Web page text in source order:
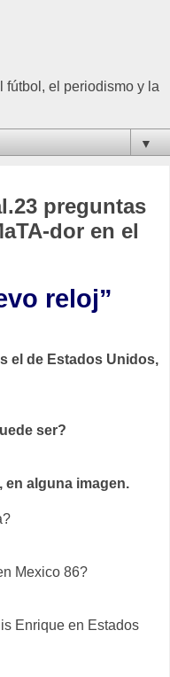
fútbol, el periodismo y la
▼
preguntas
dor en el
reloj”
el de Estados Unidos,
ser?
en alguna imagen.
Mexico 86?
Enrique en Estados